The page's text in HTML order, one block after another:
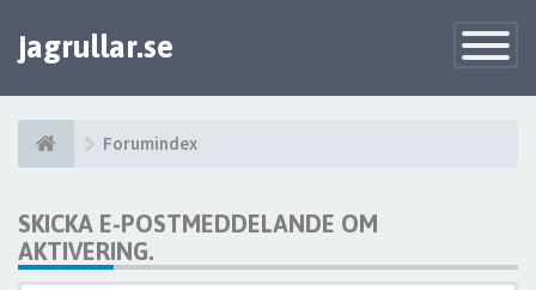
Toggle
jagrullar.se
Forumindex
SKICKA E-POSTMEDDELANDE OM
AKTIVERING.